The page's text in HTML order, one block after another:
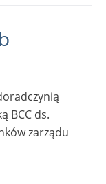
BCC ds.
zarządu